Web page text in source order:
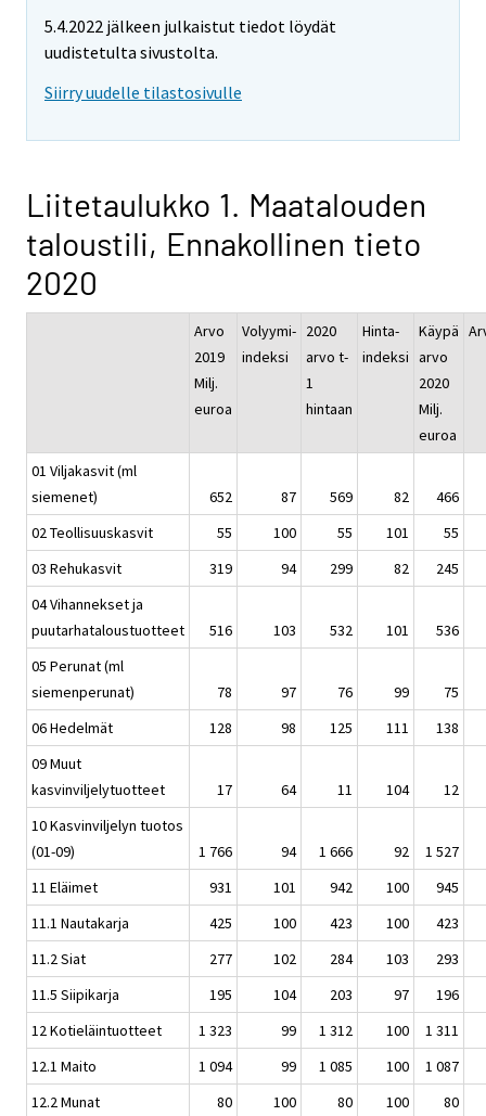
5.4.2022 jälkeen julkaistut tiedot löydät
uudistetulta sivustolta.
Siirry uudelle tilastosivulle
Liitetaulukko 1. Maatalouden
taloustili, Ennakollinen tieto
2020
Arvo
2019
Milj.
euroa
Volyymi-
indeksi
2020
arvo t-
1
hintaan
Hinta-
indeksi
Käypä
arvo
2020
Milj.
euroa
01 Viljakasvit (ml
siemenet)
652 87 569 82
466
02 Teollisuuskasvit
55 100 55 101
55
03 Rehukasvit
319 94 299 82
245
04 Vihannekset ja
puutarhataloustuotteet
516 103 532 101
536
05 Perunat (ml
siemenperunat)
78 97 76 99
75
06 Hedelmät
128 98 125 111
138
09 Muut
kasvinviljelytuotteet
17 64 11 104
12
10 Kasvinviljelyn tuotos
(01-09)
1 766 94 1 666 92
1 527
11 Eläimet
931 101 942 100
945
11.1 Nautakarja
425 100 423 100
423
11.2 Siat
277 102 284 103
293
11.5 Siipikarja
195 104 203 97
196
12 Kotieläintuotteet
1 323 99 1 312 100
1 311
12.1 Maito
1 094 99 1 085 100
1 087
12.2 Munat
80 100 80 100
80